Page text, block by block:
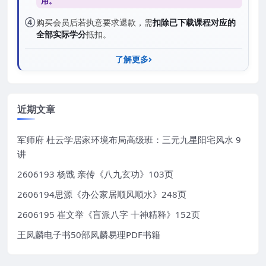
④购买会员后若执意要求退款，需扣除已下载课程对应的
全部实际学分抵扣。
了解更多
近期文章
军师府 杜云学居家环境布局高级班：三元九星阳宅风水 9
讲
2606193 杨戬 亲传《八九玄功》103页
2606194思源《办公家居顺风顺水》248页
2606195 崔文举《盲派八字 十神精释》152页
王凤麟电子书50部凤麟易理PDF书籍